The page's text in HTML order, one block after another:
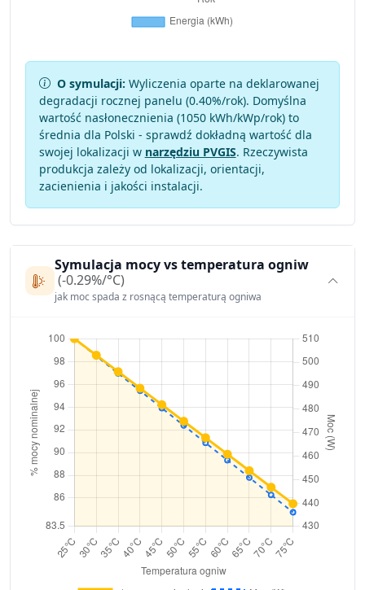
O symulacji: Wyliczenia oparte na deklarowanej
degradacji rocznej panelu (0.40%/rok). Domyślna
wartość nasłonecznienia (1050 kWh/kWp/rok) to
średnia dla Polski - sprawdź dokładną wartość dla
swojej lokalizacji w narzędziu PVGIS. Rzeczywista
produkcja zależy od lokalizacji, orientacji,
zacienienia i jakości instalacji.
Symulacja mocy vs temperatura ogniw
(-0.29%/°C)
jak moc spada z rosnącą temperaturą ogniwa